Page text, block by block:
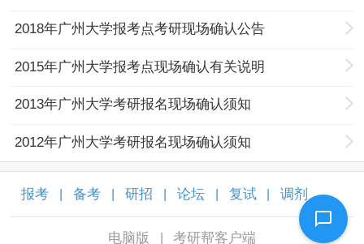
2018年广州大学报考点考研现场确认公告
2015年广州大学报考点现场确认有关说明
2013年广州大学考研报名现场确认须知
2012年广州大学考研报名现场确认须知
报考 备考 研招 论坛 复试 调剂
电脑版 考研帮客户端